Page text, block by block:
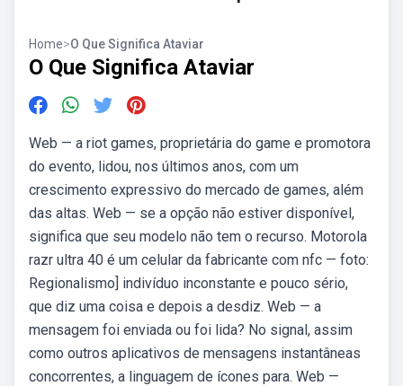
Home>O Que Significa Ataviar
O Que Significa Ataviar
Web — a riot games, proprietária do game e promotora
do evento, lidou, nos últimos anos, com um
crescimento expressivo do mercado de games, além
das altas. Web — se a opção não estiver disponível,
significa que seu modelo não tem o recurso. Motorola
razr ultra 40 é um celular da fabricante com nfc — foto:
Regionalismo] indivíduo inconstante e pouco sério,
que diz uma coisa e depois a desdiz. Web — a
mensagem foi enviada ou foi lida? No signal, assim
como outros aplicativos de mensagens instantâneas
concorrentes, a linguagem de ícones para. Web —